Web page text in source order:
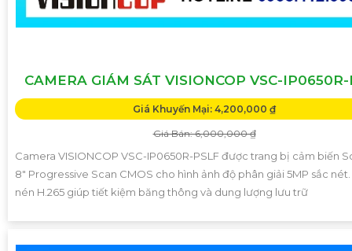
CAMERA GIÁM SÁT VISIONCOP VSC-IP0650R-
Giá Khuyến Mại: 4,200,000 ₫
Giá Bán: 6,000,000 ₫
Camera VISIONCOP VSC-IP0650R-PSLF được trang bị cảm biến
8" Progressive Scan CMOS cho hình ảnh độ phân giải 5MP sắc
nén H.265 giúp tiết kiệm băng thông và dung lượng lưu trữ